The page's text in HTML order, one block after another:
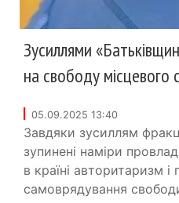
Зусиллями
на свободу місцевого
05.09.2025 13:40
Завдяки зусиллям
зупинені наміри
в країні авторитаризм і
самоврядування